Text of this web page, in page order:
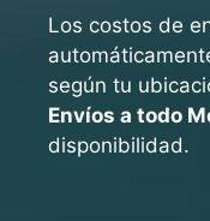
Los costos de
según tu
Envíos a todo
disponibilidad.